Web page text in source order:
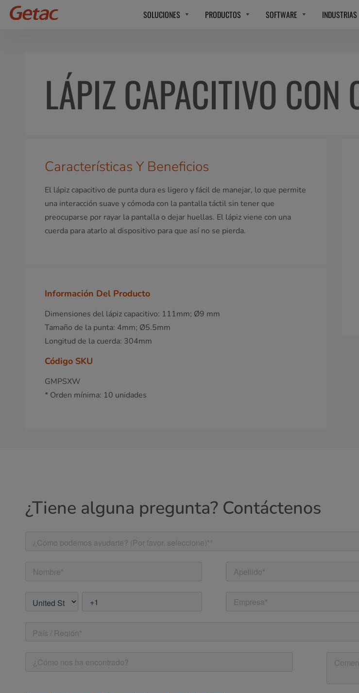
SOLUCIONES PRODUCTOS SOFTWARE INDUSTRIAS
LÁPIZ CAPACITIVO CON
Características Y Beneficios
El lápiz capacitivo de punta dura es ligero y fácil de manejar, lo que permite
una interacción suave y cómoda con la pantalla táctil sin tener que
preocuparse por rayar la pantalla o dejar huellas. El lápiz viene con una
cuerda para atarlo al dispositivo para que así no se pierda.
Información Del Producto
Dimensiones del lápiz capacitivo: 111mm; Ø9 mm
Tamaño de la punta: 4mm; Ø5.5mm
Longitud de la cuerda: 304mm
Código SKU
GMPSXW
* Orden mínima: 10 unidades
¿Tiene alguna pregunta? Contáctenos